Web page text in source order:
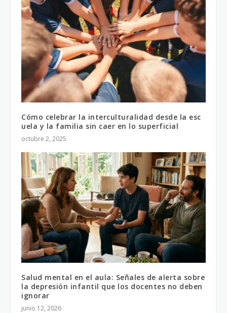
Cómo celebrar la interculturalidad desde la esc
uela y la familia sin caer en lo superficial
octubre 2, 2025
Salud mental en el aula: Señales de alerta sobre
la depresión infantil que los docentes no deben
ignorar
junio 12, 2026